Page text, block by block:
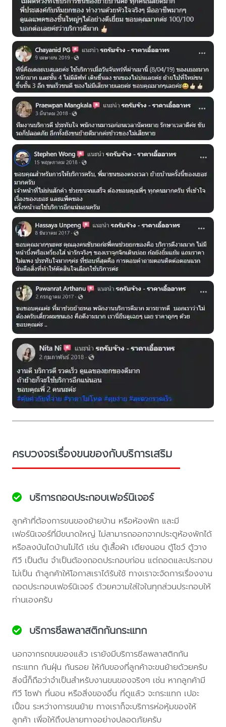
ครบวงจรเรื่องขนของกับบริการเสริม
บริการถอดประกอบเฟอร์นิเจอร์
ลูกค้าที่ต้องการขนของย้ายบ้าน หรือห้องพัก และมี
เฟอร์นิเจอร์ที่มีขนาดใหญ่ ไม่สามารถออกจากประตูห้องพักได้
หรือลงบันไดบ้านไม่ได้ เช่น ตู้เสื้อผ้า เตียงนอน ตู้โชว์ ตู้วาง
ทีวี เป็นต้น จำเป็นต้องถอดประกอบก่อน แต่ถอดและประกอบ
ไม่เป็น ถ้าลูกค้าให้โอกาสเราได้รับใช้ ทางเราจะจัดการเรื่องงาน
ถอดประกอบเฟอร์นิเจอร์ ด้วยความใส่ใจในทุกส่วนประกอบให้
ท่านเองครับ
บริการซีลพลาสติกกันกระแทก
นอกจากรถขนของแล้ว เรายังมีบริการซีลพลาสติกกัน
กระแทก กันฝุ่น กันรอย ให้กับของที่ลูกค้าจะขนย้ายด้วยครับ
สิ่งนี้ก็ถือว่าจำเป็นสำหรับงานขนของจริงๆ เช่น หากลูกค้ามี
ทีวี โซฟา ที่นอน หรือสิ่งของอื่น ที่ดูแล้ว จะกระแทก เปอะ
เปื้อน ระหว่างการขนย้าย ทางเราก็จะบริการห่อหุ้มของให้
ลูกค้า เพื่อให้ถึงปลายทางอย่างปลอดภัยครับ